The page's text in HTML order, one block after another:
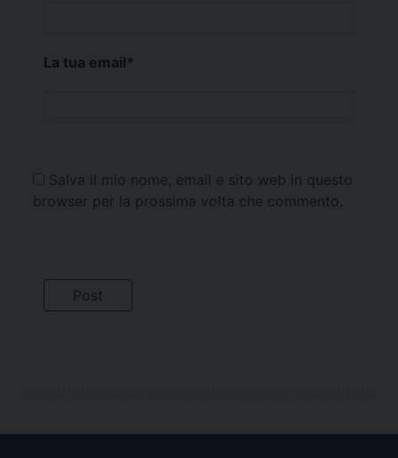
La tua email*
Salva il mio nome, email e sito web in questo
browser per la prossima volta che commento.